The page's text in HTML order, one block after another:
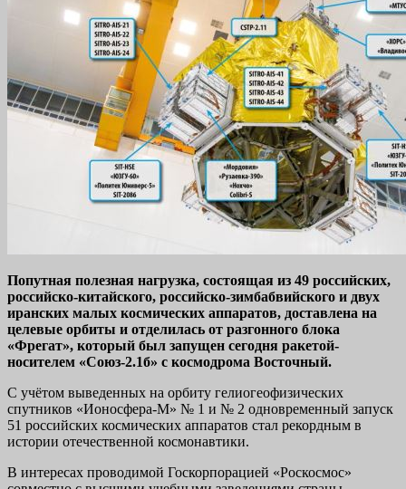
Попутная полезная нагрузка, состоящая из 49 российских,
российско-китайского, российско-зимбабвийского и двух
иранских малых космических аппаратов, доставлена на
целевые орбиты и отделилась от разгонного блока
«Фрегат», который был запущен сегодня ракетой-
носителем «Союз-2.1б» с космодрома Восточный.
С учётом выведенных на орбиту гелиогеофизических
спутников «Ионосфера-М» № 1 и № 2 одновременный запуск
51 российских космических аппаратов стал рекордным в
истории отечественной космонавтики.
В интересах проводимой Госкорпорацией «Роскосмос»